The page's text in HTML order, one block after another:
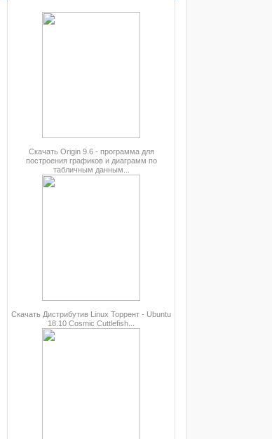
Скачать Origin 9.6 - программа для
построения графиков и диаграмм по
табличным данным...
Скачать Дистрибутив Linux Торрент - Ubuntu
18.10 Cosmic Cuttlefish...